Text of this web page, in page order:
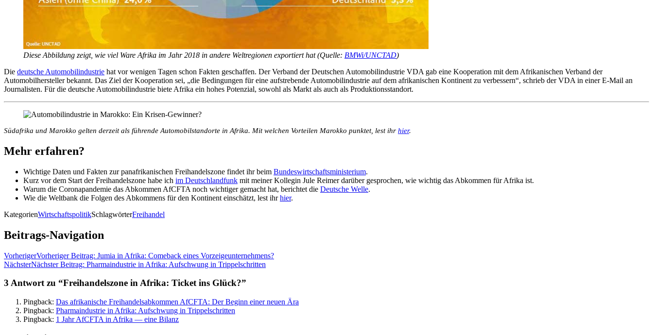
Diese Abbildung zeigt, wie viel Ware Afrika im Jahr 2018 in andere Weltregionen exportiert hat (Quelle: BMWi/UNCTAD)
Die deutsche Automobilindustrie hat vor wenigen Tagen schon Fakten geschaffen. Der Verband der Deutschen Automobilindustrie VDA gab eine Kooperation mit dem Afrikanischen Verband der
Automobilhersteller bekannt. Das Ziel der Kooperation sei, „die Bedingungen für eine aufstrebende Automobilindustrie auf dem afrikanischen Kontinent zu verbessern“, schrieb der VDA in einer E-Mail an
Journalisten. Für die deutsche Automobilindustrie biete Afrika ein hohes Potenzial, sowohl als Markt als auch als Produktionsstandort.
Südafrika und Marokko gelten derzeit als führende Automobilstandorte in Afrika. Mit welchen Vorteilen Marokko punktet, lest ihr hier.
Mehr erfahren?
Wichtige Daten und Fakten zur panafrikanischen Freihandelszone findet ihr beim Bundeswirtschaftsministerium.
Kurz vor dem Start der Freihandelszone habe ich im Deutschlandfunk mit meiner Kollegin Jule Reimer darüber gesprochen, wie wichtig das Abkommen für Afrika ist.
Warum die Coronapandemie das Abkommen AfCFTA noch wichtiger gemacht hat, berichtet die Deutsche Welle.
Wie die Weltbank die Folgen des Abkommens für den Kontinent einschätzt, lest ihrhier.
KategorienWirtschaftspolitikSchlagwörterFreihandel
Beitrags-Navigation
VorherigerVorheriger Beitrag: Jumia in Afrika: Comeback eines Vorzeigeunternehmens?
NächsterNächster Beitrag: Pharmaindustrie in Afrika: Aufschwung in Trippelschritten
3 Antwort zu “Freihandelszone in Afrika: Ticket ins Glück?”
Pingback: Das afrikanische Freihandelsabkommen AfCFTA: Der Beginn einer neuen Ära
Pingback: Pharmaindustrie in Afrika: Aufschwung in Trippelschritten
Pingback: 1 Jahr AfCFTA in Afrika –– eine Bilanz